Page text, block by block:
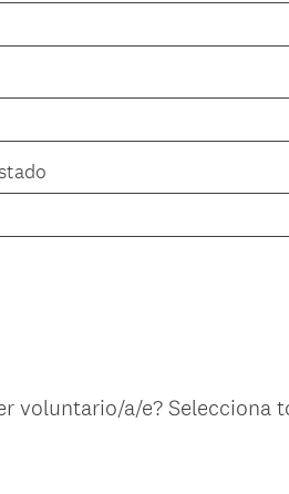
voluntario/a/e? Selecciona